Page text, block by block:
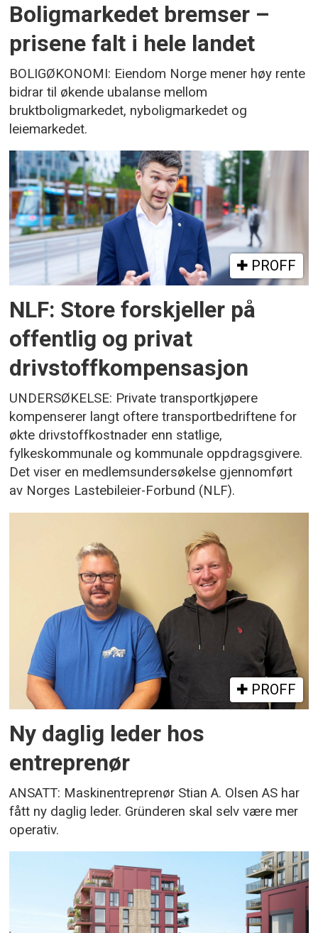
Boligmarkedet bremser –
prisene falt i hele landet
BOLIGØKONOMI: Eiendom Norge mener høy rente
bidrar til økende ubalanse mellom
bruktboligmarkedet, nyboligmarkedet og
leiemarkedet.
PROFF
NLF: Store forskjeller på
offentlig og privat
drivstoffkompensasjon
UNDERSØKELSE: Private transportkjøpere
kompenserer langt oftere transportbedriftene for
økte drivstoffkostnader enn statlige,
fylkeskommunale og kommunale oppdragsgivere.
Det viser en medlemsundersøkelse gjennomført
av Norges Lastebileier-Forbund (NLF).
PROFF
Ny daglig leder hos
entreprenør
ANSATT: Maskinentreprenør Stian A. Olsen AS har
fått ny daglig leder. Gründeren skal selv være mer
operativ.